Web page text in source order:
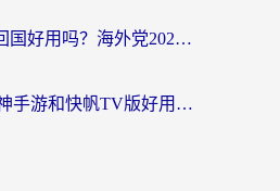
ChickCN和海外回国好用吗？海外党2026亲测：从手游到影音，选对加速器的3个关键
海外党必看：雷神手游和快帆TV版好用吗？3步选对回国加速器不踩坑